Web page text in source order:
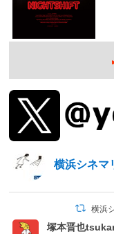
横浜シネマ
横浜
塚本晋也